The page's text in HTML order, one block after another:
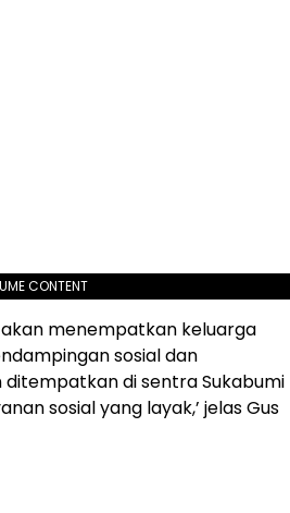
CONTENT
menempatkan keluarga
sosial dan
ditempatkan di sentra Sukabumi
sosial yang layak,’ jelas Gus